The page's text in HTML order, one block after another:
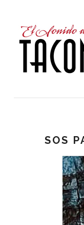
SOS